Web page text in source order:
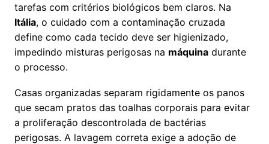
tarefas com critérios biológicos bem claros. Na
Itália, o cuidado com a contaminação cruzada
define como cada tecido deve ser higienizado,
impedindo misturas perigosas na máquina durante
o processo.
Casas organizadas separam rigidamente os panos
que secam pratos das toalhas corporais para evitar
a proliferação descontrolada de bactérias
perigosas. A lavagem correta exige a adoção de